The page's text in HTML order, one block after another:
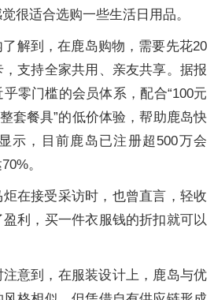
很适合选购一些生活日用品。
到，在鹿岛购物，需要先花20
支持全家共用、亲友共享。据报
零门槛的会员体系，配合“100元
套餐具”的低价体验，帮助鹿岛快
示，目前鹿岛已注册超500万会
。
接受采访时，也曾直言，轻收
利，买一件衣服钱的折扣就可以
到，在服装设计上，鹿岛与优